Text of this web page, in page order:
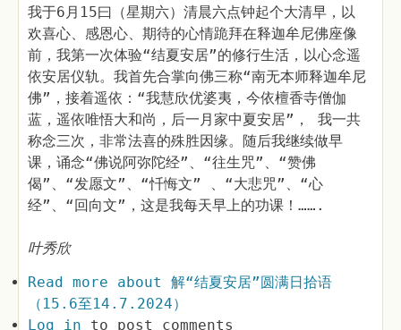
我于6月15曰（星期六）清晨六点钟起个大清早，以
欢喜心、感恩心、期待的心情跪拜在释迦牟尼佛座像
前，我第一次体验“结夏安居”的修行生活，以心念遥
依安居仪轨。我首先合掌向佛三称“南无本师释迦牟尼
佛”，接着遥依：“我慧欣优婆夷，今依檀香寺僧伽
蓝，遥依唯悟大和尚，后一月家中夏安居”， 我一共
称念三次，非常法喜的殊胜因缘。随后我继续做早
课，诵念“佛说阿弥陀经”、“往生咒”、“赞佛
偈”、“发愿文”、“忏悔文” 、“大悲咒”、“心
经”、“回向文”，这是我每天早上的功课！…….
叶秀欣
Read more about 解“结夏安居”圆满日拾语
（15.6至14.7.2024）
Log in to post comments